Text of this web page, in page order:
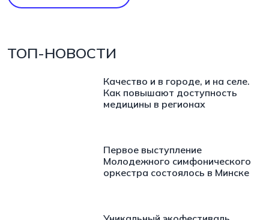
ТОП-НОВОСТИ
Качество и в городе, и на селе.
Как повышают доступность
медицины в регионах
Первое выступление
Молодежного симфонического
оркестра состоялось в Минске